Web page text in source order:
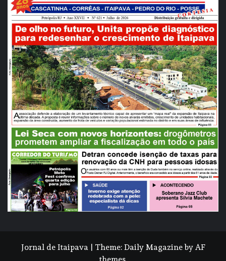
Jornal de Itaipava | Theme: Daily Magazineby AF
themes.